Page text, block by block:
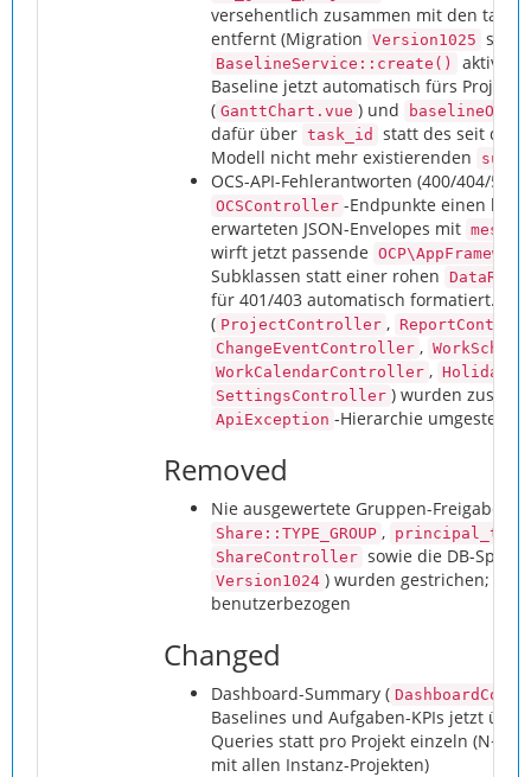
versehentlich zusammen mit den
entfernt (Migration Version1025 stellt
BaselineService::create()
aktiviert
Baseline jetzt automatisch fürs Projekt;
( GanttChart.vue ) und
dafür über task_id
statt des seit der
Modell nicht mehr existierenden
OCS-API-Fehlerantworten (400/404/
OCSController -Endpunkte einen
erwarteten JSON-Envelopes mit
wirft jetzt passende
Subklassen statt einer rohen
für 401/403 automatisch formatiert.
( ProjectController ,
ChangeEventController ,
WorkCalendarController ,
SettingsController ) wurden
ApiException -Hierarchie umgestellt
Removed
Nie ausgewertete Gruppen-Freigabe-
Share::TYPE_GROUP , principal_type
ShareController sowie die DB-Spalte
Version1024 ) wurden gestrichen;
benutzerbezogen
Changed
Dashboard-Summary (
Baselines und Aufgaben-KPIs jetzt
Queries statt pro Projekt einzeln (N+1-
mit allen Instanz-Projekten)